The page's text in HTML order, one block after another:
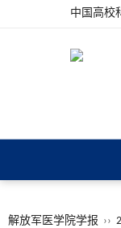
中国高校
解放军医学院学报 ››